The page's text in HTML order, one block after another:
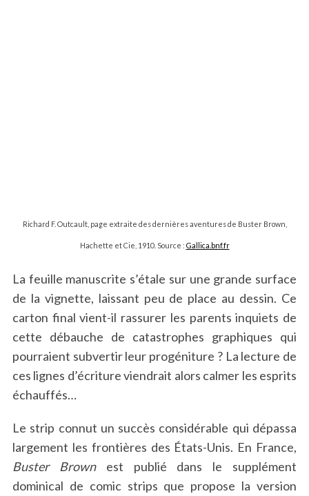
Richard F. Outcault, page extraite des dernières aventures de Buster Brown,
Hachette et Cie, 1910. Source : Gallica.bnf.fr
La feuille manuscrite s’étale sur une grande surface
de la vignette, laissant peu de place au dessin. Ce
carton final vient-il rassurer les parents inquiets de
cette débauche de catastrophes graphiques qui
pourraient subvertir leur progéniture ? La lecture de
ces lignes d’écriture viendrait alors calmer les esprits
échauffés…
Le strip connut un succès considérable qui dépassa
largement les frontières des États-Unis. En France,
Buster Brownest publié dans le supplément
dominical de comic strips que propose la version